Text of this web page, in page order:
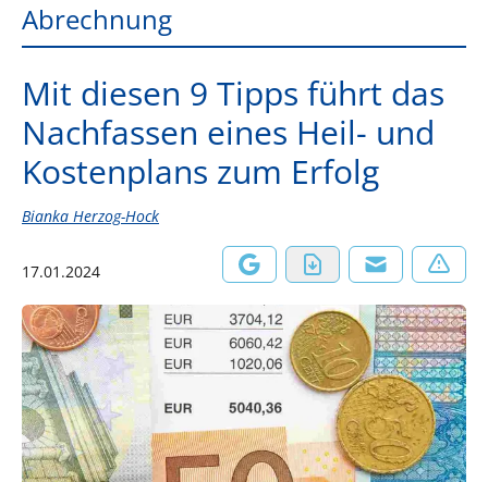
Abrechnung
Mit diesen 9 Tipps führt das
Nachfassen eines Heil- und
Kostenplans zum Erfolg
Bianka Herzog-Hock
17.01.2024